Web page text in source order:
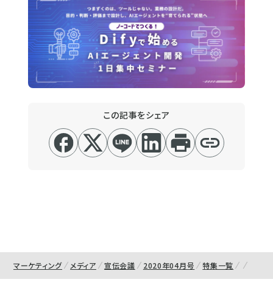
この記事をシェア
マーケティング メディア 宣伝会議 2020年04月号 特集一覧